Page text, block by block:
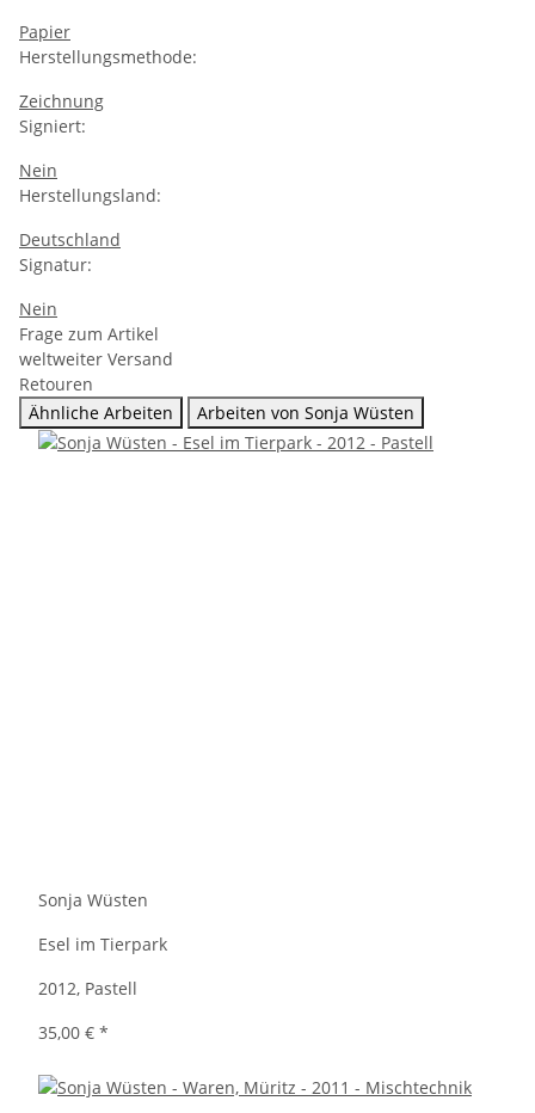
Papier
Herstellungsmethode:
Zeichnung
Signiert:
Nein
Herstellungsland:
Deutschland
Signatur:
Nein
Frage zum Artikel
weltweiter Versand
Retouren
Ähnliche Arbeiten
Arbeiten von Sonja Wüsten
Sonja Wüsten
Esel im Tierpark
2012, Pastell
35,00 € *